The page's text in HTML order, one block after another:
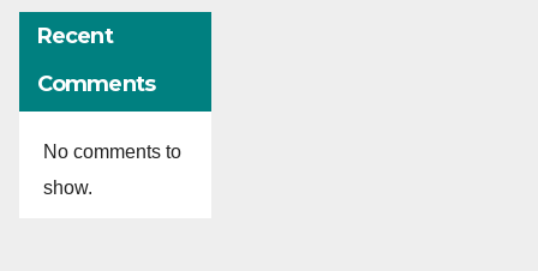
Recent
Comments
No comments to
show.